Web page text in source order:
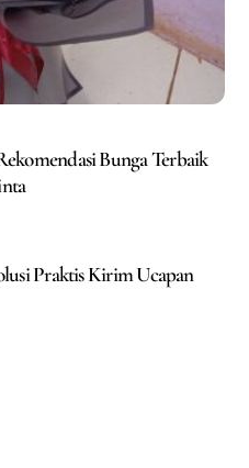
Bunga Terbaik
Praktis Kirim Ucapan